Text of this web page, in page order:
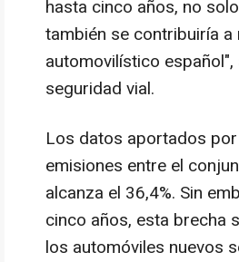
hasta cinco años, no
también se contribuiría
automovilístico
seguridad vial.
Los datos aportados
emisiones entre el
alcanza el 36,4%. Sin
cinco años, esta brecha
los automóviles nuevos